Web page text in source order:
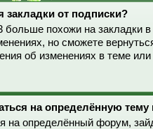
закладки от подписки?
больше похожи на
но сможете
об изменениях в теме
на определённую
на определённый форум,